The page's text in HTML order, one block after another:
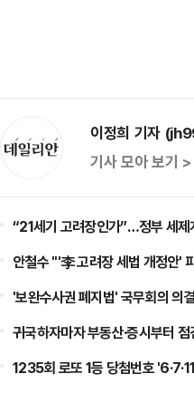
이정희 기자
기사 모아 보기 >
“21세기 고려장인가”…정부 세제
안철수 "'李 고려장 세법 개정안'
'보완수사권 폐지법' 국무회의 의
귀국하자마자 부동산·증시부터
1235회 로또 1등 당첨번호